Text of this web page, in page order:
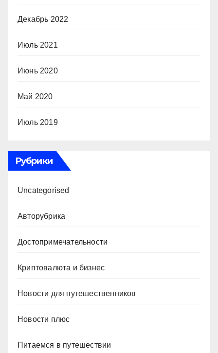
Декабрь 2022
Июль 2021
Июнь 2020
Май 2020
Июль 2019
Рубрики
Uncategorised
Авторубрика
Достопримечательности
Криптовалюта и бизнес
Новости для путешественников
Новости плюс
Питаемся в путешествии